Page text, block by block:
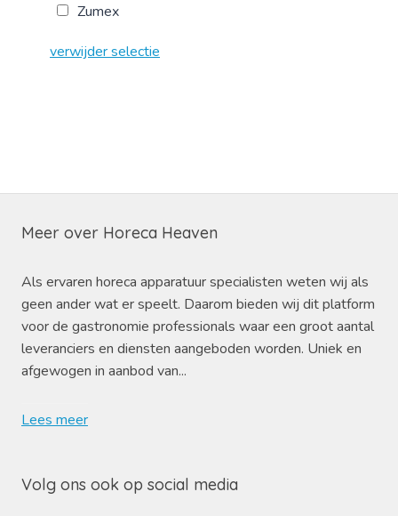
Zumex
verwijder selectie
Meer over Horeca Heaven
Als ervaren horeca apparatuur specialisten weten wij als
geen ander wat er speelt. Daarom bieden wij dit platform
voor de gastronomie professionals waar een groot aantal
leveranciers en diensten aangeboden worden. Uniek en
afgewogen in aanbod van...
Lees meer
Volg ons ook op social media